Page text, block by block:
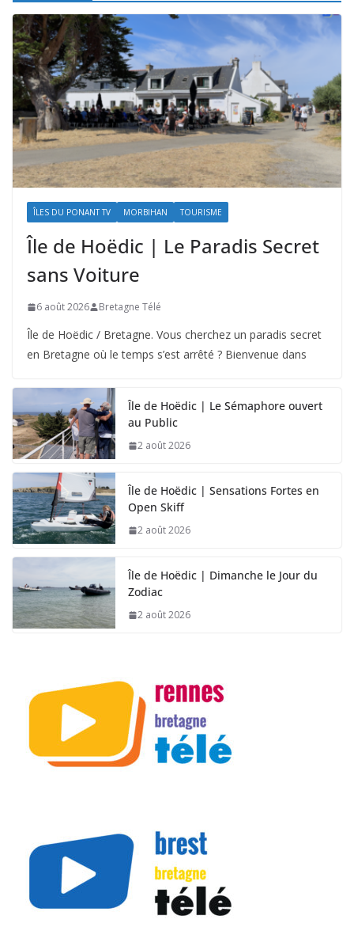
ÎLES DU PONANT TV MORBIHAN TOURISME
Île de Hoëdic | Le Paradis Secret
sans Voiture
6 août 2026 Bretagne Télé
Île de Hoëdic / Bretagne. Vous cherchez un paradis secret
en Bretagne où le temps s’est arrêté ? Bienvenue dans
Île de Hoëdic | Le Sémaphore ouvert
au Public
2 août 2026
Île de Hoëdic | Sensations Fortes en
Open Skiff
2 août 2026
Île de Hoëdic | Dimanche le Jour du
Zodiac
2 août 2026